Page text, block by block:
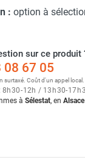
/ huile
brûleur
: option à
sur ce produit
08 67 05
surtaxé. Coût d'un appel local.
8h30-12h / 13h30-17h
à Sélestat, en Alsace